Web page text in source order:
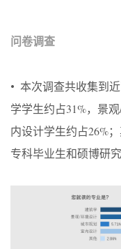
问卷调查
· 本次调查共收集到
学学生约占31%，景
内设计学生约占26%
专科毕业生和硕博研究